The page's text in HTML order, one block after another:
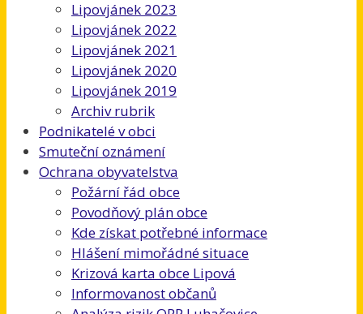
Lipovjánek 2023
Lipovjánek 2022
Lipovjánek 2021
Lipovjánek 2020
Lipovjánek 2019
Archiv rubrik
Podnikatelé v obci
Smuteční oznámení
Ochrana obyvatelstva
Požární řád obce
Povodňový plán obce
Kde získat potřebné informace
Hlášení mimořádné situace
Krizová karta obce Lipová
Informovanost občanů